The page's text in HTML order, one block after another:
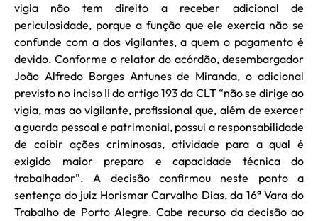
vigia não tem direito a receber adicional de
periculosidade, porque a função que ele exercia não se
confunde com a dos vigilantes, a quem o pagamento é
devido. Conforme o relator do acórdão, desembargador
João Alfredo Borges Antunes de Miranda, o adicional
previsto no inciso II do artigo 193 da CLT “não se dirige ao
vigia, mas ao vigilante, profissional que, além de exercer
a guarda pessoal e patrimonial, possui a responsabilidade
de coibir ações criminosas, atividade para a qual é
exigido maior preparo e capacidade técnica do
trabalhador”. A decisão confirmou neste ponto a
sentença do juiz Horismar Carvalho Dias, da 16ª Vara do
Trabalho de Porto Alegre. Cabe recurso da decisão ao